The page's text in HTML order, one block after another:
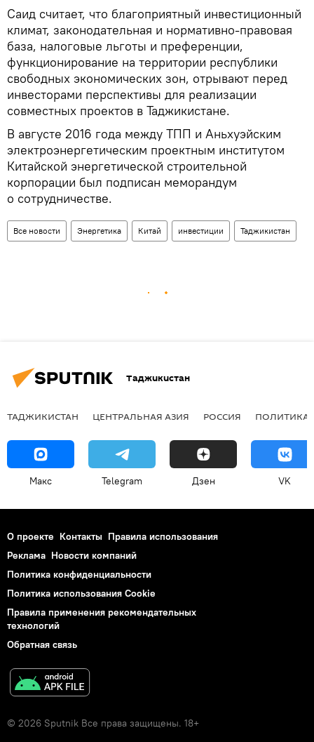
Саид считает, что благоприятный инвестиционный
климат, законодательная и нормативно-правовая
база, налоговые льготы и преференции,
функционирование на территории республики
свободных экономических зон, отрывают перед
инвесторами перспективы для реализации
совместных проектов в Таджикистане.
В августе 2016 года между ТПП и Аньхуэйским
электроэнергетическим проектным институтом
Китайской энергетической строительной
корпорации был подписан меморандум
о сотрудничестве.
Все новости Энергетика Китай инвестиции Таджикистан
Таджикистан
ТАДЖИКИСТАН ЦЕНТРАЛЬНАЯ АЗИЯ РОССИЯ ПОЛИТИКА
Макс Telegram Дзен VK
О проекте Контакты Правила использования
Реклама Новости компаний
Политика конфиденциальности
Политика использования Cookie
Правила применения рекомендательных
технологий
Обратная связь
© 2026 Sputnik Все права защищены. 18+